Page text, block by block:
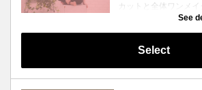
カットと全体ワンメ
プトリートメントの
や髪の状態によって
ャンプー、ブロー込
See
Select